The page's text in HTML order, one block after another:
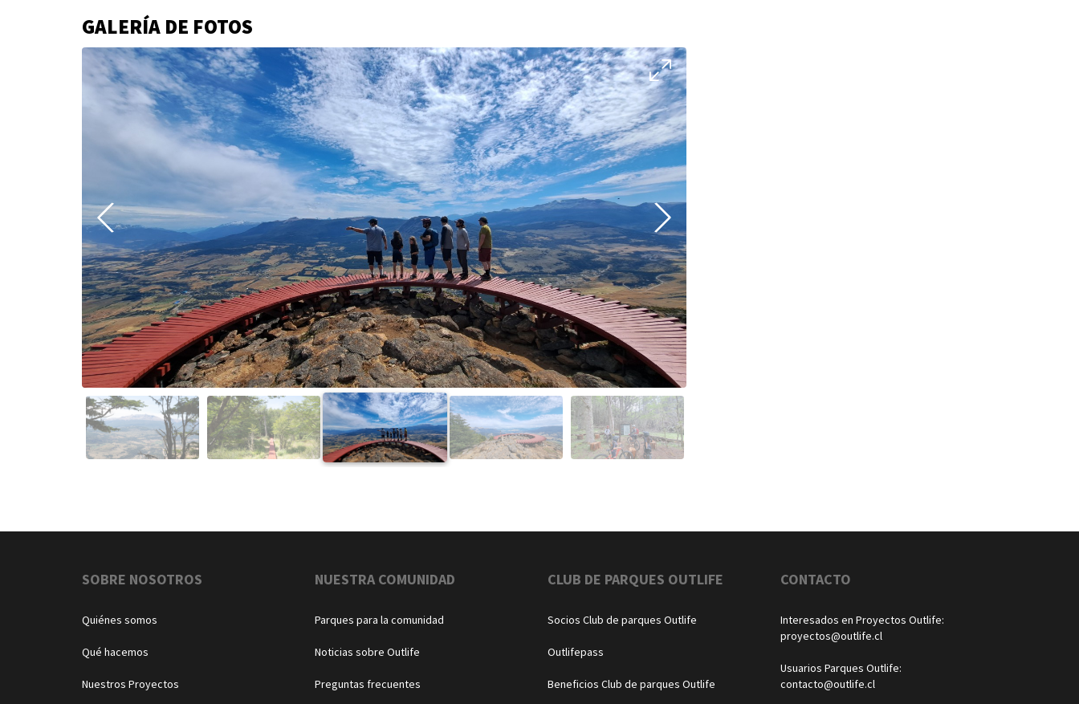
GALERÍA DE FOTOS
NavegaciónSOBRE NOSOTROS
Quiénes somos
Qué hacemos
Nuestros Proyectos
NUESTRA COMUNIDAD
Parques para la comunidad
Noticias sobre Outlife
Preguntas frecuentes
CLUB DE PARQUES OUTLIFE
Socios Club de parques Outlife
Outlifepass
Beneficios Club de parques Outlife
CONTACTO
Interesados en Proyectos Outlife:
proyectos@outlife.cl
Usuarios Parques Outlife:
contacto@outlife.cl